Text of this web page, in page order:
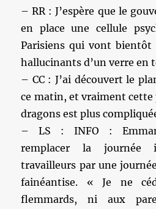
– RR : J’espère que le
en place une cellule
Parisiens qui vont bientôt
hallucinants d’un verre en
– CC : J’ai découvert le
ce matin, et vraiment
dragons est plus
– LS : INFO :
remplacer la journée
travailleurs par une
fainéantise. « Je ne
flemmards, ni aux